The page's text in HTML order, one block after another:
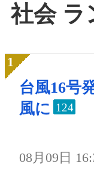
社会 ラ
台風16号
風に 124
08月09日